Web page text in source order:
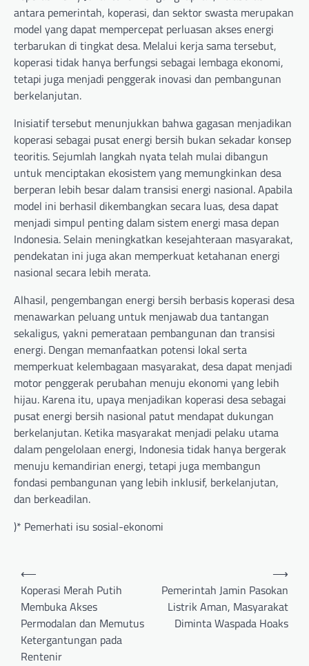
antara pemerintah, koperasi, dan sektor swasta merupakan
model yang dapat mempercepat perluasan akses energi
terbarukan di tingkat desa. Melalui kerja sama tersebut,
koperasi tidak hanya berfungsi sebagai lembaga ekonomi,
tetapi juga menjadi penggerak inovasi dan pembangunan
berkelanjutan.
Inisiatif tersebut menunjukkan bahwa gagasan menjadikan
koperasi sebagai pusat energi bersih bukan sekadar konsep
teoritis. Sejumlah langkah nyata telah mulai dibangun
untuk menciptakan ekosistem yang memungkinkan desa
berperan lebih besar dalam transisi energi nasional. Apabila
model ini berhasil dikembangkan secara luas, desa dapat
menjadi simpul penting dalam sistem energi masa depan
Indonesia. Selain meningkatkan kesejahteraan masyarakat,
pendekatan ini juga akan memperkuat ketahanan energi
nasional secara lebih merata.
Alhasil, pengembangan energi bersih berbasis koperasi desa
menawarkan peluang untuk menjawab dua tantangan
sekaligus, yakni pemerataan pembangunan dan transisi
energi. Dengan memanfaatkan potensi lokal serta
memperkuat kelembagaan masyarakat, desa dapat menjadi
motor penggerak perubahan menuju ekonomi yang lebih
hijau. Karena itu, upaya menjadikan koperasi desa sebagai
pusat energi bersih nasional patut mendapat dukungan
berkelanjutan. Ketika masyarakat menjadi pelaku utama
dalam pengelolaan energi, Indonesia tidak hanya bergerak
menuju kemandirian energi, tetapi juga membangun
fondasi pembangunan yang lebih inklusif, berkelanjutan,
dan berkeadilan.
)* Pemerhati isu sosial-ekonomi
Post
navigation
⟵
Koperasi Merah Putih
Membuka Akses
Permodalan dan Memutus
Ketergantungan pada
Rentenir
Pemerintah Jamin Pasokan
Listrik Aman, Masyarakat
Diminta Waspada Hoaks
⟶